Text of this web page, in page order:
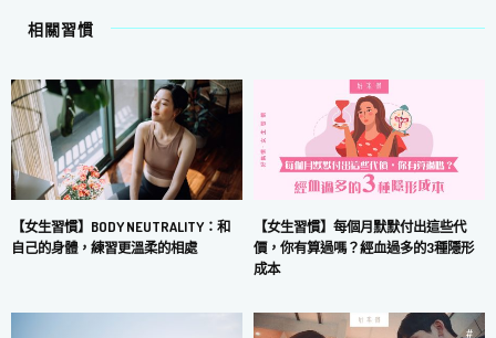
相關習慣
【女生習慣】BODY NEUTRALITY：和
自己的身體，練習更溫柔的相處
【女生習慣】每個月默默付出這些代
價，你有算過嗎？經血過多的3種隱形
成本